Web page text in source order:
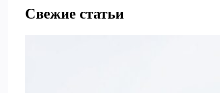
Свежие статьи